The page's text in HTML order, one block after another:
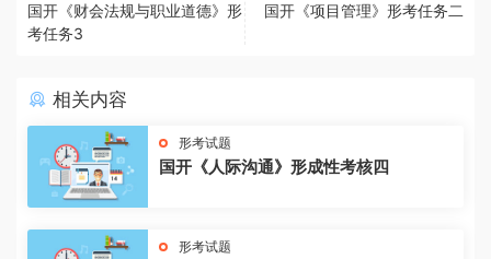
国开《财会法规与职业道德》形
考任务3
国开《项目管理》形考任务二
相关内容
形考试题
国开《人际沟通》形成性考核四
形考试题